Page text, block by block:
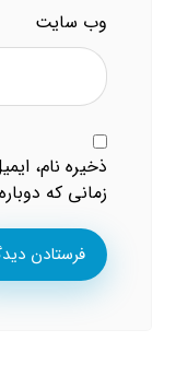
وب‌ سایت
ذخیره نام،
زمانی که
فرستادن